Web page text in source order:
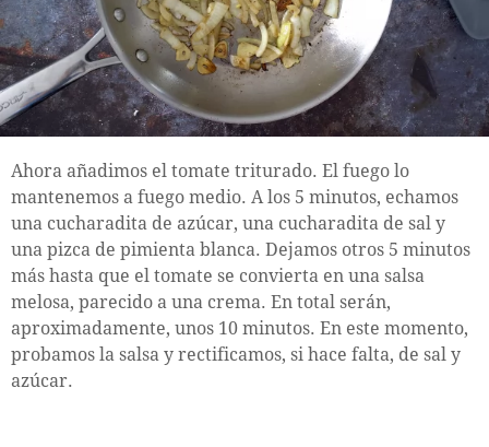
Ahora añadimos el tomate triturado. El fuego lo
mantenemos a fuego medio. A los 5 minutos, echamos
una cucharadita de azúcar, una cucharadita de sal y
una pizca de pimienta blanca. Dejamos otros 5 minutos
más hasta que el tomate se convierta en una salsa
melosa, parecido a una crema. En total serán,
aproximadamente, unos 10 minutos. En este momento,
probamos la salsa y rectificamos, si hace falta, de sal y
azúcar.